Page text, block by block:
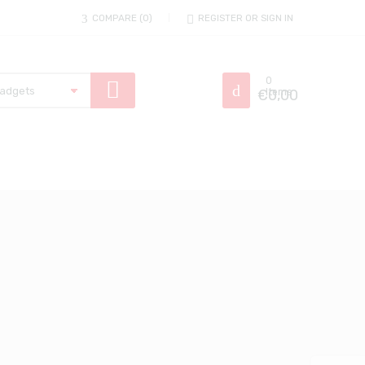
COMPARE 0 REGISTER OR SIGN IN
0
Items
€0,00